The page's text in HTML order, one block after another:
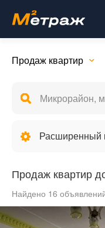
Продаж квартир
Расширенный
Продаж квартир
Найдено 16